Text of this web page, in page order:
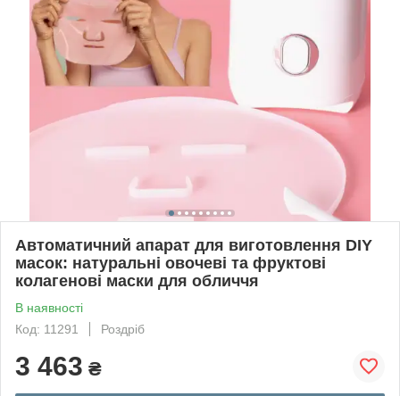
Автоматичний апарат для виготовлення DIY
масок: натуральні овочеві та фруктові
колагенові маски для обличчя
В наявності
Код: 11291
Роздріб
3 463 ₴